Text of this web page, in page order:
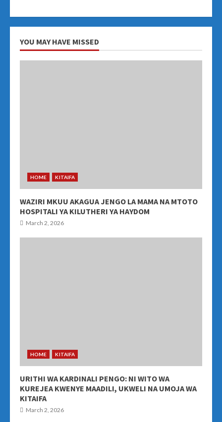
YOU MAY HAVE MISSED
HOME KITAIFA
WAZIRI MKUU AKAGUA JENGO LA MAMA NA MTOTO
HOSPITALI YA KILUTHERI YA HAYDOM
March 2, 2026
HOME KITAIFA
URITHI WA KARDINALI PENGO: NI WITO WA
KUREJEA KWENYE MAADILI, UKWELI NA UMOJA WA
KITAIFA
March 2, 2026